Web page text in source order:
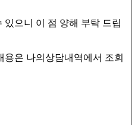
있으니 이 점 양해 부탁 드립
용은 나의상담내역에서 조회